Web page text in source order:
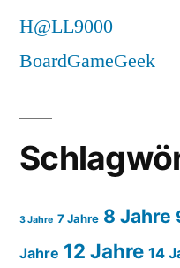
H@LL9000
BoardGameGeek
3 Jahre 7 Jahre 8 Jahre
Jahre 12 Jahre 14